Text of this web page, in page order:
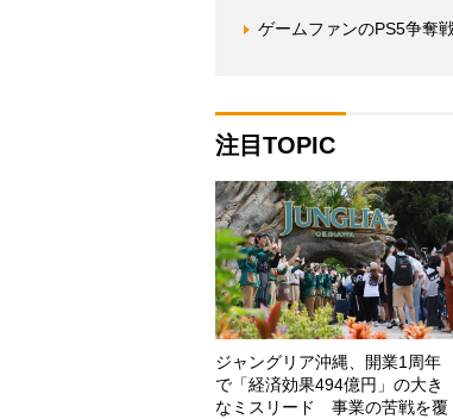
ゲームファンのPS5争奪
注目TOPIC
ジャングリア沖縄、開業1周年
で「経済効果494億円」の大き
なミスリード 事業の苦戦を覆